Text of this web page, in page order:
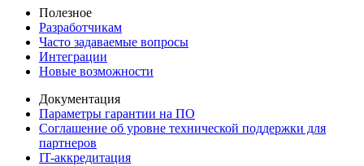
Полезное
Разработчикам
Часто задаваемые вопросы
Интеграции
Новые возможности
Документация
Параметры гарантии на ПО
Соглашение об уровне технической поддержки для
партнеров
IT-аккредитация